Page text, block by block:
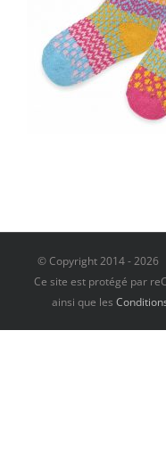
© Copyright 2014 -
Ce site est protégé par
ainsi que les